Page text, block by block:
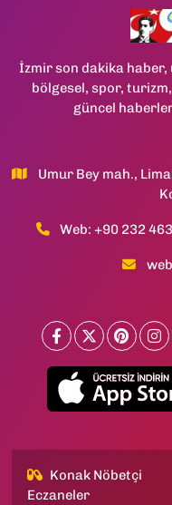
İzmir son dakika
bölgesel, spor,
güncel
Umur Bey mah.,
Web: +90 232
Konak Nöbetçi
Eczaneler